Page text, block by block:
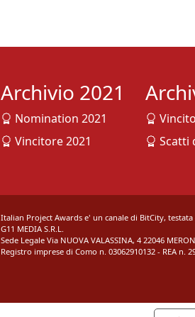
Archivio 2021
Nomination 2021
Vincitore 2021
Scatti
Italian Project Awards e' un canale di BitCity,
G11 MEDIA S.R.L.
Sede Legale Via NUOVA VALASSINA, 4 22046
Registro imprese di Como n. 03062910132 - REA n.